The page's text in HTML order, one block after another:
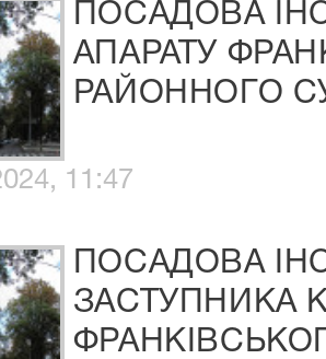
ПОСАДОВА
АПАРАТУ
РАЙОННОГО
11:47
ПОСАДОВА
ЗАСТУПНИКА